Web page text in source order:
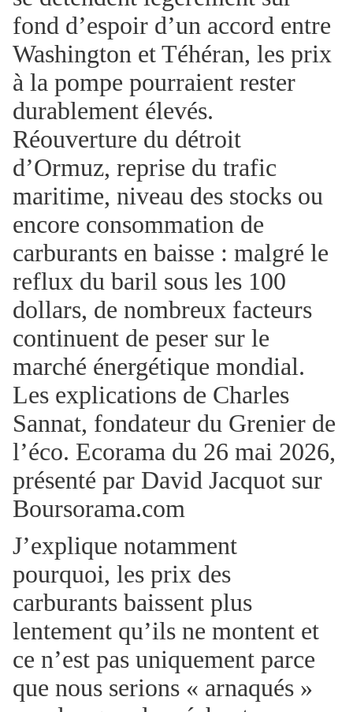
fond d’espoir d’un accord entre
Washington et Téhéran, les prix
à la pompe pourraient rester
durablement élevés.
Réouverture du détroit
d’Ormuz, reprise du trafic
maritime, niveau des stocks ou
encore consommation de
carburants en baisse : malgré le
reflux du baril sous les 100
dollars, de nombreux facteurs
continuent de peser sur le
marché énergétique mondial.
Les explications de Charles
Sannat, fondateur du Grenier de
l’éco. Ecorama du 26 mai 2026,
présenté par David Jacquot sur
Boursorama.com
J’explique notamment
pourquoi, les prix des
carburants baissent plus
lentement qu’ils ne montent et
ce n’est pas uniquement parce
que nous serions « arnaqués »